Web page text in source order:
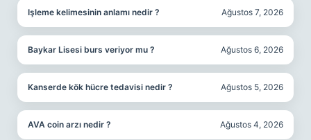
Işleme kelimesinin anlamı nedir ? Ağustos 7, 2026
Baykar Lisesi burs veriyor mu ? Ağustos 6, 2026
Kanserde kök hücre tedavisi nedir ? Ağustos 5, 2026
AVA coin arzı nedir ? Ağustos 4, 2026